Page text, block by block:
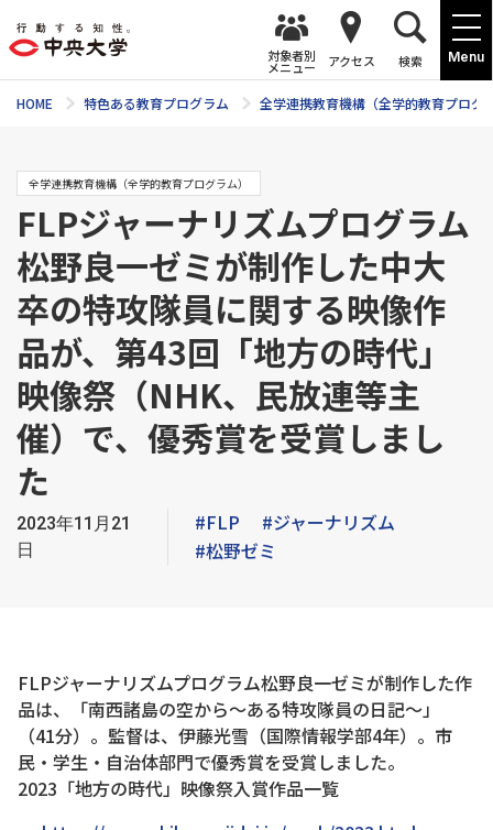
Menu
対象者別
メニュー アクセス 検索
HOME 特色ある教育プログラム 全学連携教育機構（全学的教育プログ
全学連携教育機構（全学的教育プログラム）
FLPジャーナリズムプログラム
松野良一ゼミが制作した中大
卒の特攻隊員に関する映像作
品が、第43回「地方の時代」
映像祭（NHK、民放連等主
催）で、優秀賞を受賞しまし
た
2023年11月21
日
#FLP
#ジャーナリズム
#松野ゼミ
FLPジャーナリズムプログラム松野良一ゼミが制作した作
品は、「南西諸島の空から～ある特攻隊員の日記～」
（41分）。監督は、伊藤光雪（国際情報学部4年）。市
民・学生・自治体部門で優秀賞を受賞しました。
2023「地方の時代」映像祭入賞作品一覧